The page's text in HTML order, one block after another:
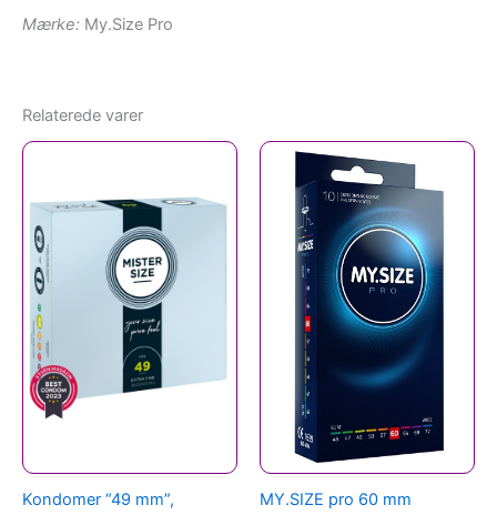
Mærke: My.Size Pro
Relaterede varer
Kondomer “49 mm”,
MY.SIZE pro 60 mm